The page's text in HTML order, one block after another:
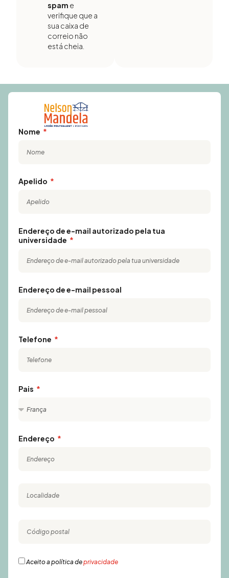
spam e
verifique que a
sua caixa de
correio não
está cheia.
Nome
Apelido
Endereço de e-mail autorizado pela tua
universidade
Endereço de e-mail pessoal
Telefone
Pais
Endereço
Aceito a política deprivacidade